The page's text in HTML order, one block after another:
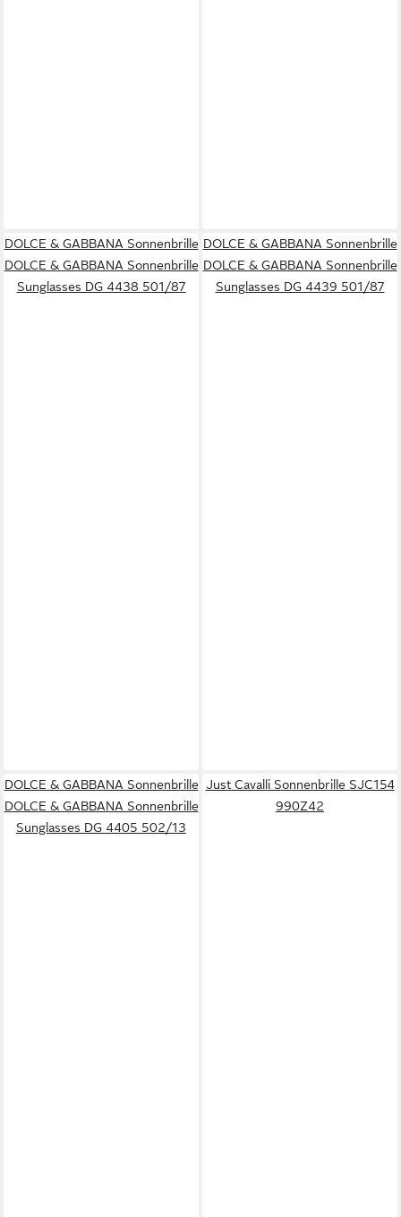
DOLCE & GABBANA Sonnenbrille
DOLCE & GABBANA Sonnenbrille
Sunglasses DG 4438 501/87
DOLCE & GABBANA Sonnenbrille
DOLCE & GABBANA Sonnenbrille
Sunglasses DG 4439 501/87
DOLCE & GABBANA Sonnenbrille
DOLCE & GABBANA Sonnenbrille
Sunglasses DG 4405 502/13
Just Cavalli Sonnenbrille SJC154
990Z42